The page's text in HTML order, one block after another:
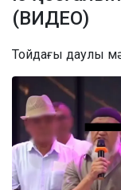
(ВИДЕО)
Тойдағы даулы